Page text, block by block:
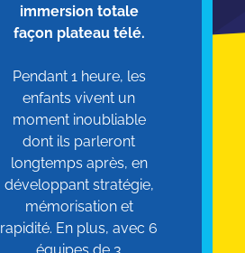
immersion totale
façon plateau télé.
Pendant 1 heure, les
enfants vivent un
moment inoubliable
dont ils parleront
longtemps après, en
développant stratégie,
mémorisation et
rapidité. En plus, avec 6